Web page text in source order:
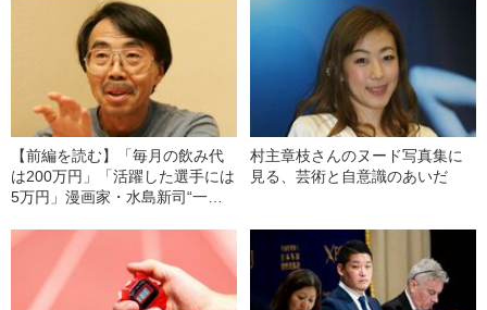
【前編を読む】「毎月の飲み代
は200万円」「活躍した選手には
5万円」漫画家・水島新司“一番
村主章枝さんのヌード写真集に
見る、芸術と自意識のあいだ